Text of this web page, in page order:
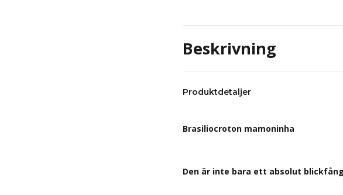
Beskrivning
Produktdetaljer
Brasiliocroton mamoninha
Den är inte bara ett absolut